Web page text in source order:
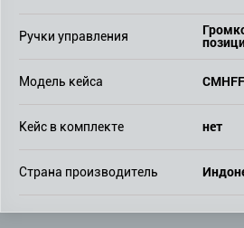
Ручки управления
Модель кейса CMHFF
Кейс в комплекте нет
Страна производитель